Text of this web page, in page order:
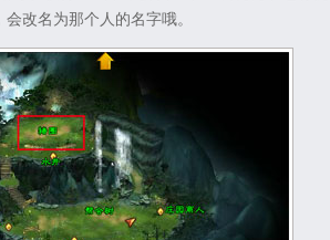
改名为那个人的名字哦。